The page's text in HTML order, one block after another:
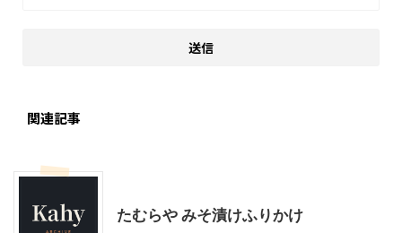
関連記事
たむらや みそ漬けふりかけ